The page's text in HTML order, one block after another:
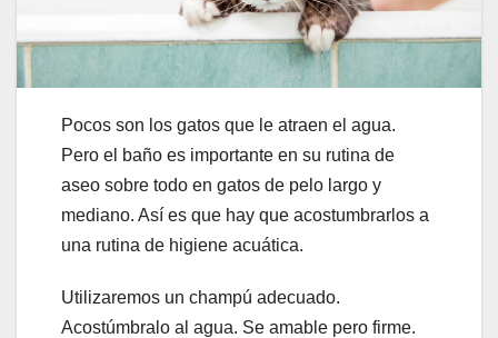
Pocos son los gatos que le atraen el agua.
Pero el baño es importante en su rutina de
aseo sobre todo en gatos de pelo largo y
mediano. Así es que hay que acostumbrarlos a
una rutina de higiene acuática.
Utilizaremos un champú adecuado.
Acostúmbralo al agua. Se amable pero firme.